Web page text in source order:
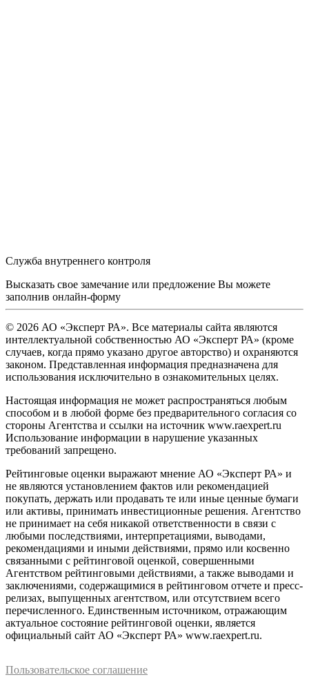
Служба внутреннего контроля
Высказать свое замечание или предложение Вы можете
заполнив онлайн-форму
© 2026 АО «Эксперт РА». Все материалы сайта являются
интеллектуальной собственностью АО «Эксперт РА» (кроме
случаев, когда прямо указано другое авторство) и охраняются
законом. Представленная информация предназначена для
использования исключительно в ознакомительных целях.
Настоящая информация не может распространяться любым
способом и в любой форме без предварительного согласия со
стороны Агентства и ссылки на источник www.raexpert.ru
Использование информации в нарушение указанных
требований запрещено.
Рейтинговые оценки выражают мнение АО «Эксперт РА» и
не являются установлением фактов или рекомендацией
покупать, держать или продавать те или иные ценные бумаги
или активы, принимать инвестиционные решения. Агентство
не принимает на себя никакой ответственности в связи с
любыми последствиями, интерпретациями, выводами,
рекомендациями и иными действиями, прямо или косвенно
связанными с рейтинговой оценкой, совершенными
Агентством рейтинговыми действиями, а также выводами и
заключениями, содержащимися в рейтинговом отчете и пресс-
релизах, выпущенных агентством, или отсутствием всего
перечисленного. Единственным источником, отражающим
актуальное состояние рейтинговой оценки, является
официальный сайт АО «Эксперт РА» www.raexpert.ru.
Пользовательское соглашение